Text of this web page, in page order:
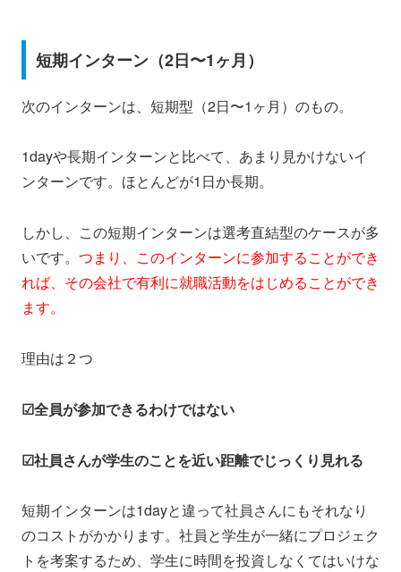
短期インターン（2日〜1ヶ月）
次のインターンは、短期型（2日〜1ヶ月）のもの。
1dayや長期インターンと比べて、あまり見かけないイ
ンターンです。ほとんどが1日か長期。
しかし、この短期インターンは選考直結型のケースが多
いです。 つまり、このインターンに参加することができ
れば、その会社で有利に就職活動をはじめることができ
ます。
理由は２つ
☑全員が参加できるわけではない
☑社員さんが学生のことを近い距離でじっくり見れる
短期インターンは1dayと違って社員さんにもそれなり
のコストがかかります。社員と学生が一緒にプロジェク
トを考案するため、学生に時間を投資しなくてはいけな